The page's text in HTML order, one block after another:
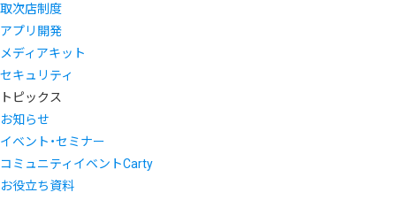
取次店制度
アプリ開発
メディアキット
セキュリティ
トピックス
お知らせ
イベント・セミナー
コミュニティイベントCarty
お役立ち資料